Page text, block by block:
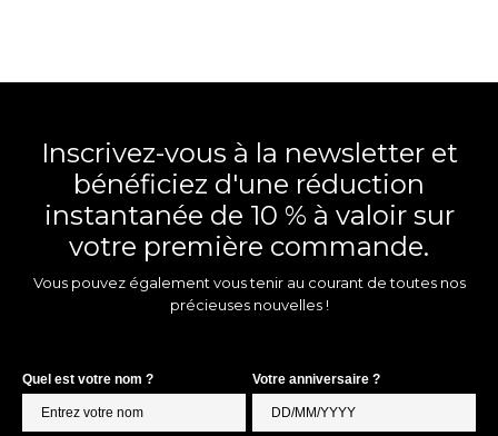
Inscrivez-vous à la newsletter et
bénéficiez d'une réduction
instantanée de 10 % à valoir sur
votre première commande.
Vous pouvez également vous tenir au courant de toutes nos
précieuses nouvelles !
Quel est votre nom ? Votre anniversaire ?